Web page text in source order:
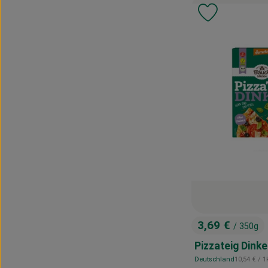
, Preis:
3,69 € / 350g
Pizzateig Dinkel
, Herkunft:
Deutschland ,10,54 € /
Produkt